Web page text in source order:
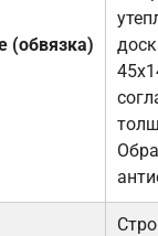
(обвязка)